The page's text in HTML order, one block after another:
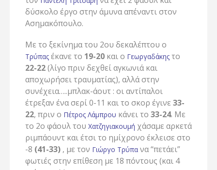
δύσκολο έργο στην άμυνα απέναντι στον
Ασημακόπουλο.
Με το ξεκίνημα του 2ου δεκαλέπτου ο
Τρύπαςέκανε το 19-20και ο Γεωργαδάκηςτο
22-22(λίγο πριν δεχθεί αγκωνιά και
αποχωρήσει τραυματίας), αλλά στην
συνέχεια…..μπλακ-άουτ : οι αντίπαλοι
έτρεξαν ένα σερί 0-11 και το σκορ έγινε 33-
22, πριν ο Πέτρος Λάμπρου κάνει το 33-24. Με
το 2ο φάουλ του Χατζηγιακουμή χάσαμε αρκετά
ριμπάουντ και έτσι το ημίχρονο έκλεισε στο
-8 (41-33), με τον Γιώργο Τρύπανα “πετάει”
φωτιές στην επίθεση με 18 πόντους (και 4